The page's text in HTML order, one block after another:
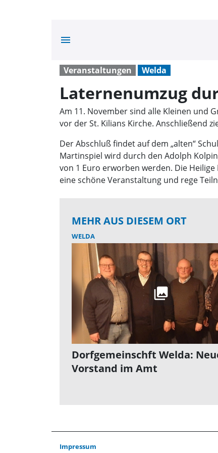
menu
Veranstaltungen Welda
Laternenumzug
Am 11. November sind alle Kleinen und
vor der St. Kilians Kirche. Anschließend
Der Abschluß findet auf dem „alten“
Martinspiel wird durch den Adolph
von 1 Euro erworben werden. Die
eine schöne Veranstaltung und rege
MEHR AUS DIESEM ORT
WELDA
Dorfgemeinschft Welda:
Vorstand im Amt
Impressum